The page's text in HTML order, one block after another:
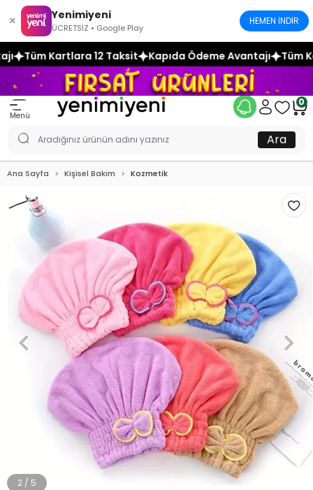
× Yenimiyeni
ÜCRETSİZ • Google Play
HEMEN İNDİR
Taksit Kapıda Ödeme Avantajı Tüm Kartlara 12 Taksit
Menü
0
Ara
Ana Sayfa Kişisel Bakım Kozmetik
2 / 5